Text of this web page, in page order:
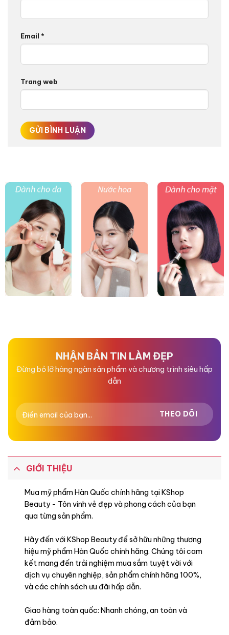
Email *
Trang web
NHẬN BẢN TIN LÀM ĐẸP
Đừng bỏ lỡ hàng ngàn sản phẩm và chương trình siêu hấp
dẫn
GIỚI THIỆU
Mua mỹ phẩm Hàn Quốc chính hãng tại KShop
Beauty - Tôn vinh vẻ đẹp và phong cách của bạn
qua từng sản phẩm.
Hãy đến với KShop Beauty để sở hữu những thương
hiệu mỹ phẩm Hàn Quốc chính hãng. Chúng tôi cam
kết mang đến trải nghiệm mua sắm tuyệt vời với
dịch vụ chuyên nghiệp, sản phẩm chính hãng 100%,
và các chính sách ưu đãi hấp dẫn.
Giao hàng toàn quốc: Nhanh chóng, an toàn và
đảm bảo.